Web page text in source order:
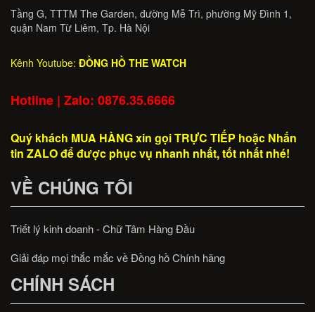
Tầng G, TTTM The Garden, đường Mễ Trì, phường Mỹ Đình 1,
quận Nam Từ Liêm, Tp. Hà Nội
Kênh Youtube: ĐỒNG HỒ THE WATCH
Hotline | Zalo: 0876.35.6666
Quý khách MUA HÀNG xin gọi TRỰC TIẾP hoặc Nhắn
tin ZALO để được phục vụ nhanh nhất, tốt nhất nhé!
VỀ CHÚNG TÔI
Triết lý kinh doanh - Chữ Tâm Hàng Đầu
Giải đáp mọi thắc mắc về Đồng hồ Chính hãng
CHÍNH SÁCH